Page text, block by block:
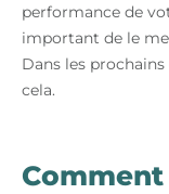
performance de
important de le
Dans les
cela.
Comment